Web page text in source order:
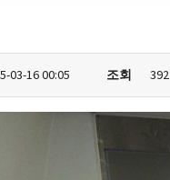
03-16 00:05 조회 392